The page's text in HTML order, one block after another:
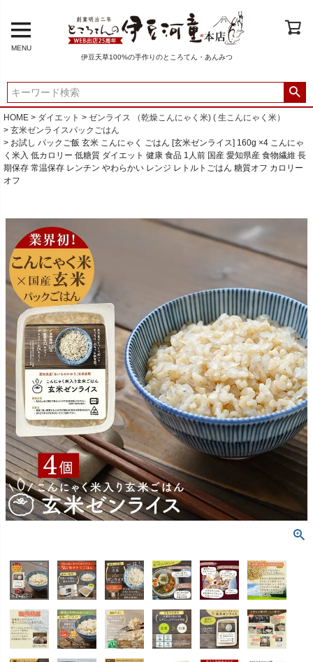
MENU
伊豆天草100%の手作りのところてん・あんみつ
HOME ダイエット
ゼンライス （乾燥こんにゃく米) ( 生こんにゃく米）
玄米ゼンライスパックごはん
お試し パックご飯 玄米 こんにゃく ごはん [玄米ゼンライス] 160g ×4 こんにゃ
く米入 低カロリー 低糖質 ダイエット 健康 食品 1人前 国産 愛知県産 食物繊維 長
期保存 常温保存 レンチン やわらかい レンジ レトルトごはん 糖質オフ カロリー
オフ